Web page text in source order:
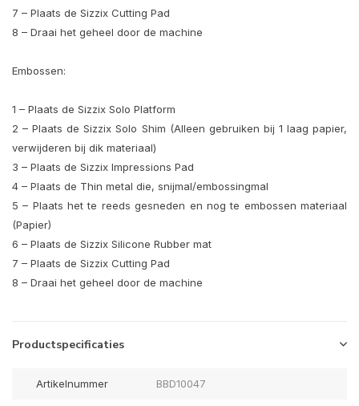
7 – Plaats de Sizzix Cutting Pad
8 – Draai het geheel door de machine
Embossen:
1 – Plaats de Sizzix Solo Platform
2 – Plaats de Sizzix Solo Shim (Alleen gebruiken bij 1 laag papier,
verwijderen bij dik materiaal)
3 – Plaats de Sizzix Impressions Pad
4 – Plaats de Thin metal die, snijmal/embossingmal
5 – Plaats het te reeds gesneden en nog te embossen materiaal
(Papier)
6 – Plaats de Sizzix Silicone Rubber mat
7 – Plaats de Sizzix Cutting Pad
8 – Draai het geheel door de machine
Productspecificaties
Artikelnummer BBD10047